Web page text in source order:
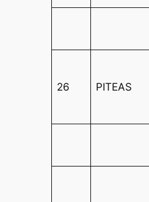
26 PITEAS